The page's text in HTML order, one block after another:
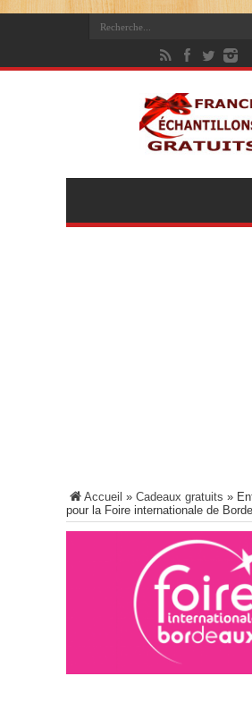
Accueil » Cadeaux gratuits »
pour la Foire internationale de